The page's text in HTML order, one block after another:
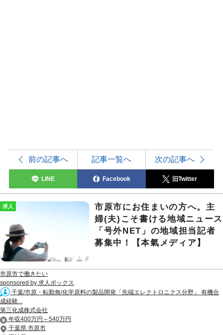
前の記事へ 記事一覧へ 次の記事へ
LINE Facebook 旧Twitter
求人
市原市にお住まいの方へ。主
婦(夫)こそ書ける地域ニュース
「号外NET」の地域担当記者
募集中！【本氣メディア】
市原市で働きたい
sponsored by 求人ボックス
千葉/市原・転勤無/化学原料の製品開発「先端エレクトロニクス分野」 有機合
成経験...
第三化成株式会社
年収400万円～540万円
千葉県 市原市